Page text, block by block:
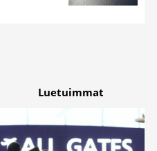
Luetuimmat